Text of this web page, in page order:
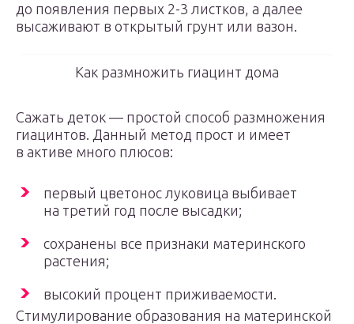
до появления первых 2-3 листков, а далее
высаживают в открытый грунт или вазон.
Как размножить гиацинт дома
Сажать деток — простой способ размножения
гиацинтов. Данный метод прост и имеет
в активе много плюсов:
первый цветонос луковица выбивает
на третий год после высадки;
сохранены все признаки материнского
растения;
высокий процент приживаемости.
Стимулирование образования на материнской